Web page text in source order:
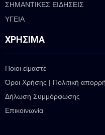
ΣΗΜΑΝΤΙΚΕΣ ΕΙΔΗΣΕΙΣ
ΥΓΕΙΑ
ΧΡΉΣΙΜΑ
Ποιοι είμαστε
Όροι Χρήσης | Πολιτική
Δήλωση Συμμόρφωσης
Επικοινωνία